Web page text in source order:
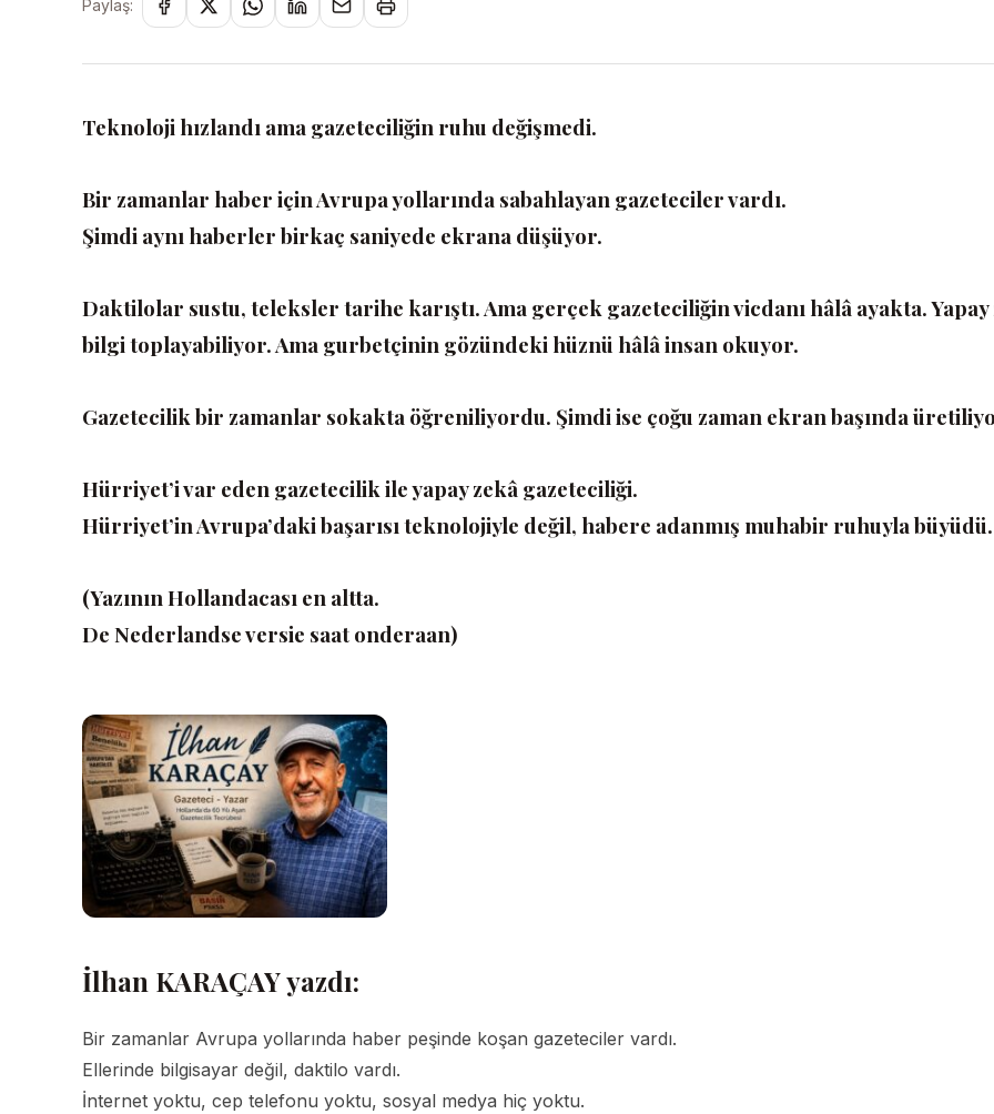
Paylaş:
Teknoloji hızlandı ama gazeteciliğin ruhu değişmedi.
Bir zamanlar haber için Avrupa yollarında sabahlayan gazeteciler vardı.
Şimdi aynı haberler birkaç saniyede ekrana düşüyor.
Daktilolar sustu, teleksler tarihe karıştı. Ama gerçek gazeteciliğin vicdanı hâlâ ayakta. Yapay
bilgi toplayabiliyor. Ama gurbetçinin gözündeki hüznü hâlâ insan okuyor.
Gazetecilik bir zamanlar sokakta öğreniliyordu. Şimdi ise çoğu zaman ekran başında
Hürriyet’i var eden gazetecilik ile yapay zekâ gazeteciliği.
Hürriyet’in Avrupa’daki başarısı teknolojiyle değil, habere adanmış muhabir ruhuyla büyüdü.
(Yazının Hollandacası en altta.
De Nederlandse versie saat onderaan)
İlhan KARAÇAY yazdı:
Bir zamanlar Avrupa yollarında haber peşinde koşan gazeteciler vardı.
Ellerinde bilgisayar değil, daktilo vardı.
İnternet yoktu, cep telefonu yoktu, sosyal medya hiç yoktu.